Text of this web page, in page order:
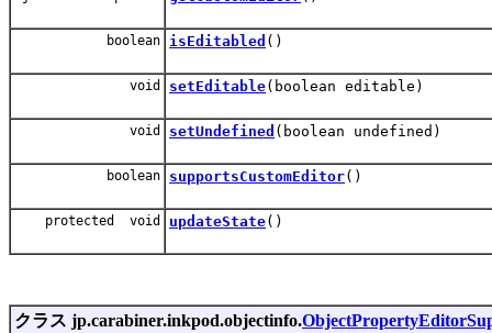
boolean isEditabled ()
void setEditable(boolean editable)
void setUndefined (boolean undefined)
boolean supportsCustomEditor()
protected void updateState()
クラス jp.carabiner.inkpod.objectinfo.